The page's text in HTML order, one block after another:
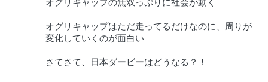
オグリキャップはただ走ってるだけなのに、周りが
変化していくのが面白い
さてさて、日本ダービーはどうなる？！